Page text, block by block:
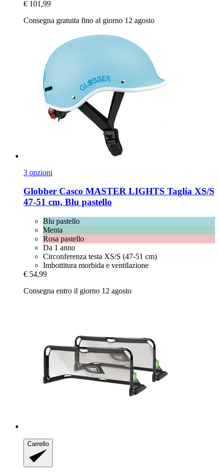
€ 101,99
Consegna gratuita fino al giorno 12 agosto
3 opzioni
Globber Casco MASTER LIGHTS Taglia XS/S
47-​51 cm, Blu pastello
Blu pastello
Menta
Rosa pastello
Da 1 anno
Circonferenza testa XS/S (47-51 cm)
Imbottitura morbida e ventilazione
€ 54,99
Consegna entro il giorno 12 agosto
Carrello